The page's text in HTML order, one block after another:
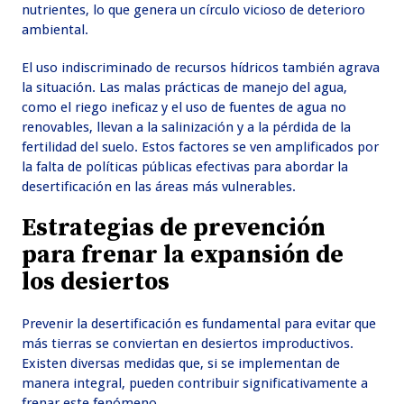
nutrientes, lo que genera un círculo vicioso de deterioro
ambiental.
El uso indiscriminado de recursos hídricos también agrava
la situación. Las malas prácticas de manejo del agua,
como el riego ineficaz y el uso de fuentes de agua no
renovables, llevan a la salinización y a la pérdida de la
fertilidad del suelo. Estos factores se ven amplificados por
la falta de políticas públicas efectivas para abordar la
desertificación en las áreas más vulnerables.
Estrategias de prevención
para frenar la expansión de
los desiertos
Prevenir la desertificación es fundamental para evitar que
más tierras se conviertan en desiertos improductivos.
Existen diversas medidas que, si se implementan de
manera integral, pueden contribuir significativamente a